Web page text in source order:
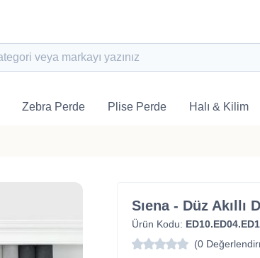
Zebra Perde Plise Perde Halı & Kilim
Sıena - Düz Akıllı
Ürün Kodu:
(0